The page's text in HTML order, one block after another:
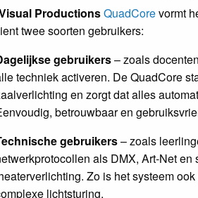
ProductionsQuadCorevormt
twee soorten gebruikers:
gebruikers– zoals
techniek activeren. De QuadCore
en zorgt dat alles
betrouwbaar en
gebruikers– zoals
als DMX, Art-Net
Zo is het systeem
lichtsturing.